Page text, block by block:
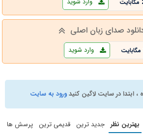
صدای زبان اصلی
وارد شوید
ابتدا در سایت لاگین کنیدورود به سایت
بهترین نظر جدید ترین قدیمی ترین پرسش ها